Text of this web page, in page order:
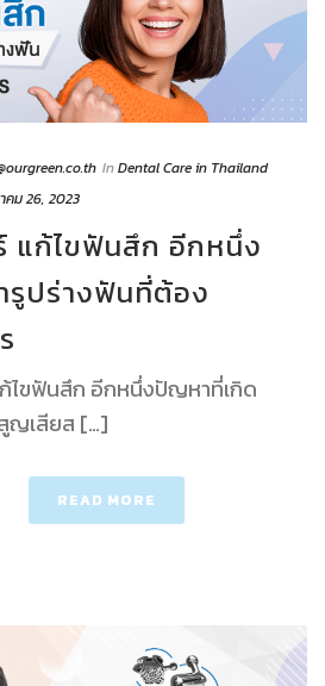
InDental Care in Thailand
คม 26, 2023
แก้ไขฟันสึก อีกหนึ่ง
ปร่างฟันที่ต้อง
ก้ไขฟันสึก อีกหนึ่งปัญหาที่เกิด
ญเสียส […]
READ MORE